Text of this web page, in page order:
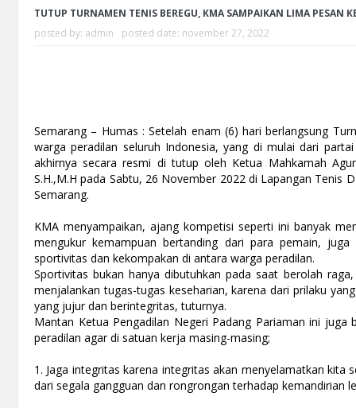
TUTUP TURNAMEN TENIS BEREGU, KMA SAMPAIKAN LIMA PESAN
posted by: admin posted date: november 27, 2022
Semarang – Humas : Setelah enam (6) hari berlangsung
warga peradilan seluruh Indonesia, yang di mulai dari
akhirnya secara resmi di tutup oleh Ketua Mahkamah
S.H.,M.H pada Sabtu, 26 November 2022 di Lapangan Tenis
Semarang.
KMA menyampaikan, ajang kompetisi seperti ini banyak
mengukur kemampuan bertanding dari para pemain,
sportivitas dan kekompakan di antara warga peradilan.
Sportivitas bukan hanya dibutuhkan pada saat berolah
menjalankan tugas-tugas keseharian, karena dari prilaku
yang jujur dan berintegritas, tuturnya.
Mantan Ketua Pengadilan Negeri Padang Pariaman ini juga
peradilan agar di satuan kerja masing-masing;
1. Jaga integritas karena integritas akan menyelamatkan kita
dari segala gangguan dan rongrongan terhadap kemandirian